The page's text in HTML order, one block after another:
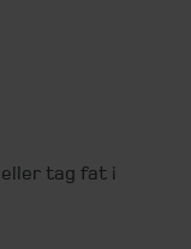
eller tag fat i